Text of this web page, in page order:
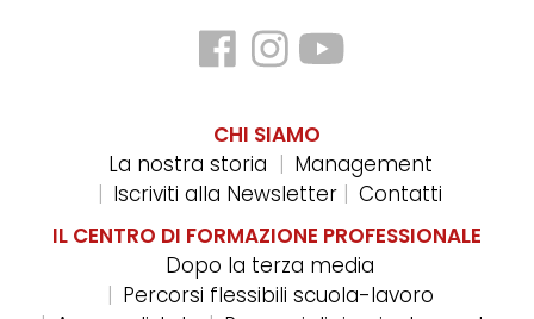
CHI SIAMO
La nostra storia
Management
Iscriviti alla Newsletter
Contatti
IL CENTRO DI FORMAZIONE PROFESSIONALE
Dopo la terza media
Percorsi flessibili scuola-lavoro